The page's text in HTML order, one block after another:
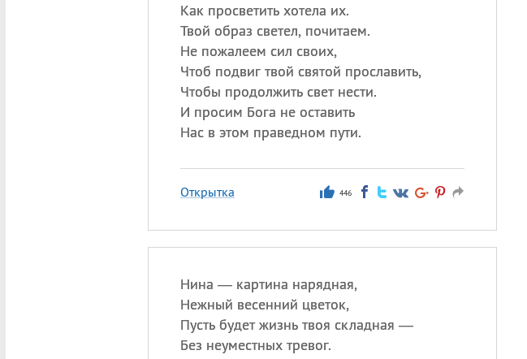
Как просветить хотела их.
Твой образ светел, почитаем.
Не пожалеем сил своих,
Чтоб подвиг твой святой прославить,
Чтобы продолжить свет нести.
И просим Бога не оставить
Нас в этом праведном пути.
Открытка 446
Нина — картина нарядная,
Нежный весенний цветок,
Пусть будет жизнь твоя складная —
Без неуместных тревог.